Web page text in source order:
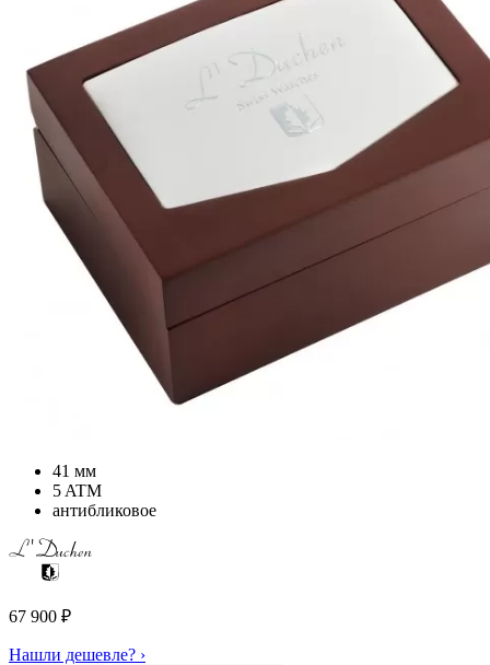
41 мм
5 ATM
антибликовое
67 900 ₽
Нашли дешевле? ›